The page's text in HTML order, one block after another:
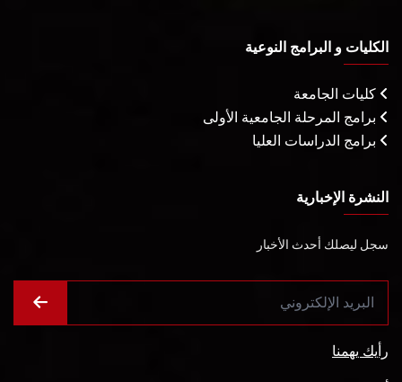
الكليات و البرامج النوعية
كليات الجامعة
برامج المرحلة الجامعية الأولى
برامج الدراسات العليا
النشرة الإخبارية
سجل ليصلك أحدث الأخبار
رأيك يهمنا